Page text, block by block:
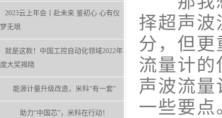
2023云上年会丨赴未来 鉴初心 心有仪
梦无垠
就是这款！中国工控自动化领域2022年
度大奖揭晓
能源计量升级改造，米科“有一套”
助力“中国芯”，米科在行动！
择超声波
分，但
流量计的
声波流
一些要点